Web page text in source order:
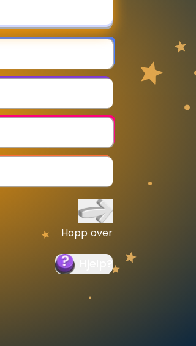
Hopp over
?